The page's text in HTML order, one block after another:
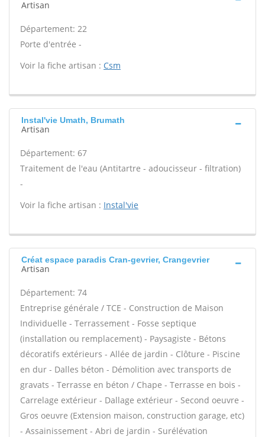
Artisan
Département: 22
Porte d'entrée -
Voir la fiche artisan : Csm
Instal'vie Umath, Brumath
Artisan
Département: 67
Traitement de l'eau (Antitartre - adoucisseur - filtration)
-
Voir la fiche artisan : Instal'vie
Créat espace paradis Cran-gevrier, Crangevrier
Artisan
Département: 74
Entreprise générale / TCE - Construction de Maison
Individuelle - Terrassement - Fosse septique
(installation ou remplacement) - Paysagiste - Bétons
décoratifs extérieurs - Allée de jardin - Clôture - Piscine
en dur - Dalles béton - Démolition avec transports de
gravats - Terrasse en béton / Chape - Terrasse en bois -
Carrelage extérieur - Dallage extérieur - Second oeuvre -
Gros oeuvre (Extension maison, construction garage, etc)
- Assainissement - Abri de jardin - Surélévation